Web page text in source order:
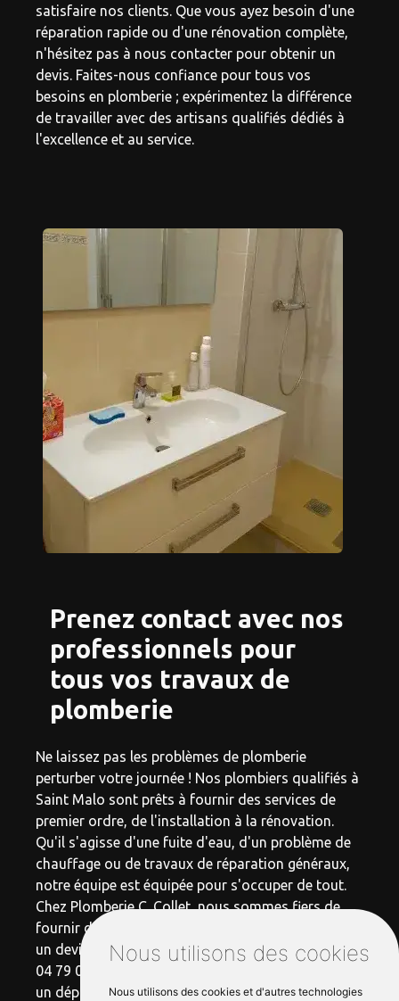
Nous utilisons des cookies
Nous utilisons des cookies et d'autres technologies
satisfaire nos clients. Que vous ayez besoin d'une
réparation rapide ou d'une rénovation complète,
n'hésitez pas à nous contacter pour obtenir un
devis. Faites-nous confiance pour tous vos
besoins en plomberie ; expérimentez la différence
de travailler avec des artisans qualifiés dédiés à
l'excellence et au service.
Prenez contact avec nos
professionnels pour
tous vos travaux de
plomberie
Ne laissez pas les problèmes de plomberie
perturber votre journée ! Nos plombiers qualifiés à
Saint Malo sont prêts à fournir des services de
premier ordre, de l'installation à la rénovation.
Qu'il s'agisse d'une fuite d'eau, d'un problème de
chauffage ou de travaux de réparation généraux,
notre équipe est équipée pour s'occuper de tout.
Chez Plomberie C. Collet, nous sommes fiers de
fournir des services rapides et fiables. Demandez
un devis sur notre site internet ou appelez-nous au
04 79 06 11 29 pour une réponse immédiate. Pour
un dépannage plomberie Saint Malo de qualité et